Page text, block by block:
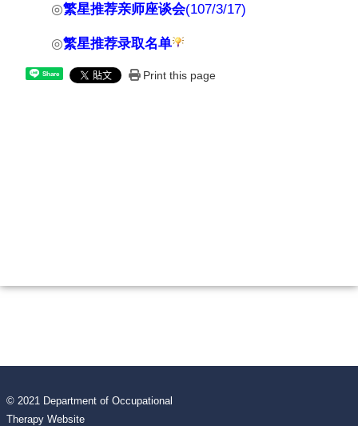
◎繁星推荐亲师座谈会(107/3/17)
◎繁星推荐录取名单
Share Print this page
© 2021 Department of Occupational
Therapy Website